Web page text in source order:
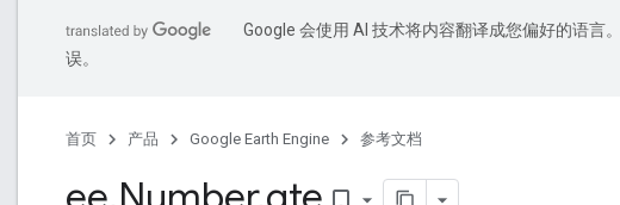
Google 会使用 AI 技术将内容翻译成您偏好的语言
误。
首页 产品 Google Earth Engine 参考文档